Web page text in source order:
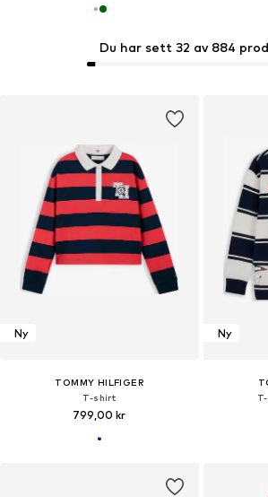
Ny
TOMMY HILFIGER
T-shirt
799,00 kr
Du har sett 32 av 884
Ny